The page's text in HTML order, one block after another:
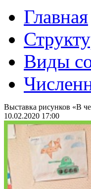
Главная
Виды
Выставка рисунков «В
10.02.2020 17:00